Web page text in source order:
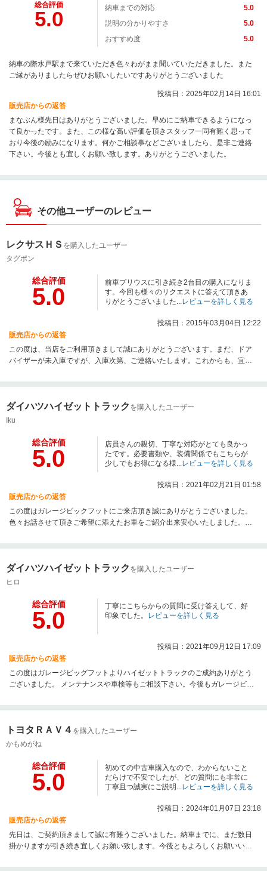
総合評価
5.0
納車までの対応
5.0
説明の分かりやすさ
5.0
おすすめ度
5.0
納車の際水戸駅まで来ていただき色々わがまま聞いていただきました。また
ご縁がありましたらぜひお願いしたいですありがとうございました
投稿日：2025年02月14日 16:01
販売店からの返答
まなぶん様先日はありがとうございました。早めにご納車できるようになっ
て良かったです。また、この様な高い評価を頂きスタッフ一同有難く思って
おり今後の励みになります。何かご相談事などございましたら、是非ご連絡
下さい。今後とも宜しくお願い致します。ありがとうございました。
その他ユーザーのレビュー
レクサスＨＳ を購入したユーザー
タグポン
総合評価
5.0
前車プリウスに引き続き2台目の購入になりま
す。今回も様々のリクエストに答えて頂きあ
りがとうございました...レビューを詳しく見る
投稿日：2015年03月04日 12:22
販売店からの返答
この度は、当店をご利用頂きまして誠にありがとうございます。まだ、ドア
バイザーが未入庫ですが、入庫次第、ご連絡いたします。これからも、宜し
ダイハツハイゼットトラック を購入したユーザー
Iku
総合評価
5.0
店員さんの親切、丁寧な対応がとても良かっ
たです。必要書類や、装備関係でもこちらが
少しでもお得になる様...レビューを詳しく見る
投稿日：2021年02月21日 01:58
販売店からの返答
この度はガレージビックフットにご来店頂き誠にありがとうございました。
色々お話させて頂きご希望に添えたお車をご紹介出来安心いたしました。車
で、納車までにご希望がありましたら遠慮なくお申し付けください。ご成約
ダイハツハイゼットトラック を購入したユーザー
ヒロ
総合評価
5.0
丁寧にこちらからの質問に受け答えして、好
印象でした。 レビューを詳しく見る
投稿日：2021年09月12日 17:09
販売店からの返答
この度はガレージビッグフットよりハイゼットトラックのご成約ありがとう
ございました。 メンテナンスや車検等もご相談下さい。今後もガレージビッ
トヨタＲＡＶ４ を購入したユーザー
かもめがね
総合評価
5.0
初めての中古車購入なので、わからないこと
だらけで不安でしたが、どの質問にも非常に
丁寧且つ誠実にご説明...レビューを詳しく見る
投稿日：2024年01月07日 23:18
販売店からの返答
先日は、ご契約頂きまして誠に有難うございました。納車までに、まだ数日
掛かりますが引き続き宜しくお願い致します。今後ともよろしくお願いいた